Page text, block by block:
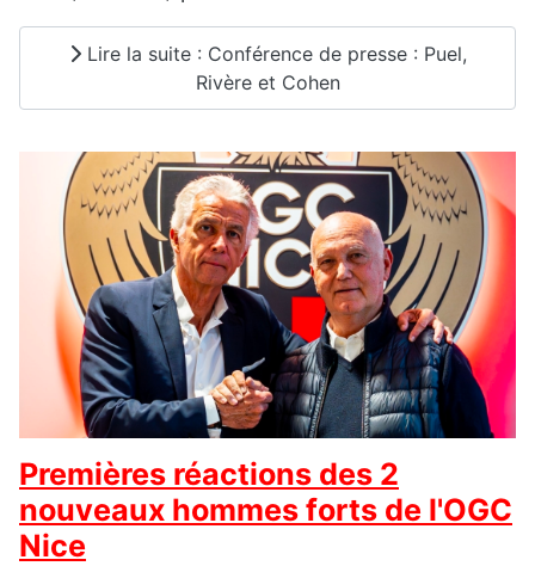
Lire la suite : Conférence de presse : Puel,
Rivère et Cohen
Premières réactions des 2
nouveaux hommes forts de l'OGC
Nice